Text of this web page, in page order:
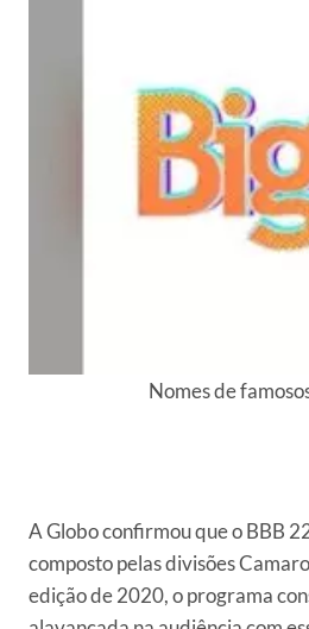
Nomes de
A Globo confirmou que o BBB
composto pelas divisões
edição de 2020, o programa